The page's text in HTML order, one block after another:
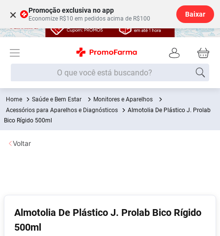
× Promoção exclusiva no app
Economize R$10 em pedidos acima de R$100
Baixar
O que você está buscando?
Saúde e Bem Estar
Monitores e Aparelhos
Acessórios para Aparelhos e Diagnósticos
Almotolia De Plástico J. Prolab
Bico Rígido 500ml
Almotolia De Plástico J. Prolab Bico Rígido
500ml
Voltar
Termos mais buscados
1º Fralda
7º Desodorante
8º